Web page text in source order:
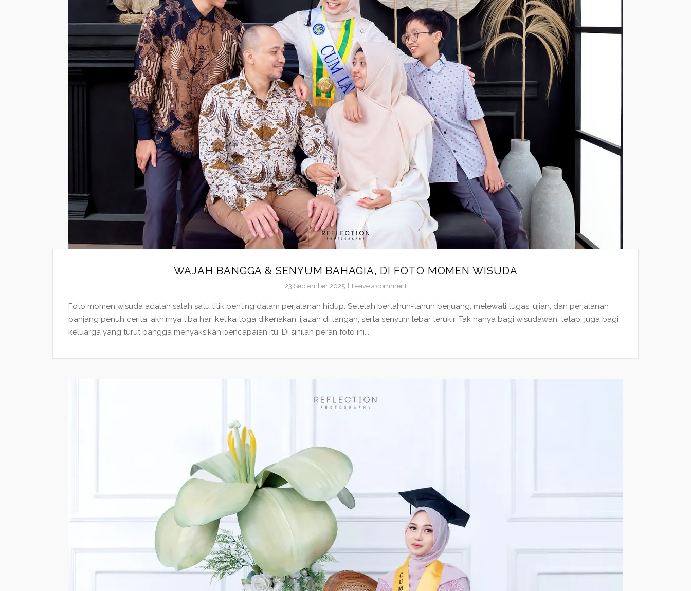
WAJAH BANGGA & SENYUM BAHAGIA, DI FOTO MOMEN WISUDA
23 September 2025 Leave a comment
Foto momen wisuda adalah salah satu titik penting dalam perjalanan hidup. Setelah bertahun-tahun berjuang, melewati tugas, ujian, dan perjalanan
panjang penuh cerita, akhirnya tiba hari ketika toga dikenakan, ijazah di tangan, serta senyum lebar terukir. Tak hanya bagi wisudawan, tetapi juga bagi
keluarga yang turut bangga menyaksikan pencapaian itu. Di sinilah peran foto ini...